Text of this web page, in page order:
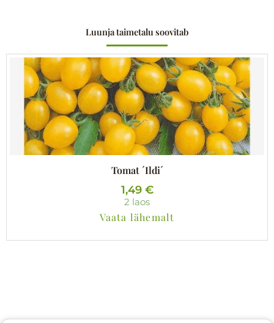
Luunja taimetalu soovitab
Tomat ´Ildi´
1,49 €
2 laos
Vaata lähemalt